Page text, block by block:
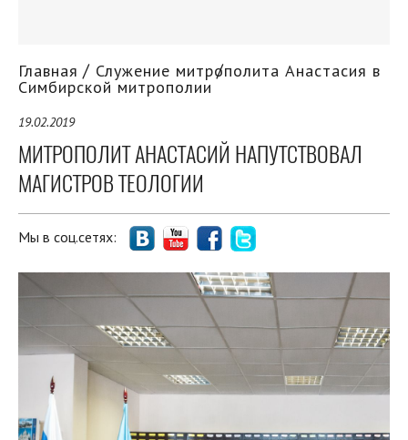
Главная Служение митрополита Анастасия в
Симбирской митрополии
19.02.2019
МИТРОПОЛИТ АНАСТАСИЙ НАПУТСТВОВАЛ
МАГИСТРОВ ТЕОЛОГИИ
Мы в соц.сетях: